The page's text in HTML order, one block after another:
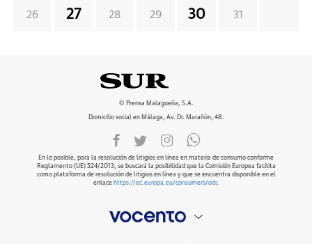
26 27 28 29 30 31
© Prensa Malagueña, S.A.
Domicilio social en Málaga, Av. Dr. Marañón, 48.
En lo posible, para la resolución de litigios en línea en materia de consumo conforme
Reglamento (UE) 524/2013, se buscará la posibilidad que la Comisión Europea facilita
como plataforma de resolución de litigios en línea y que se encuentra disponible en el
enlace https://ec.europa.eu/consumers/odr.